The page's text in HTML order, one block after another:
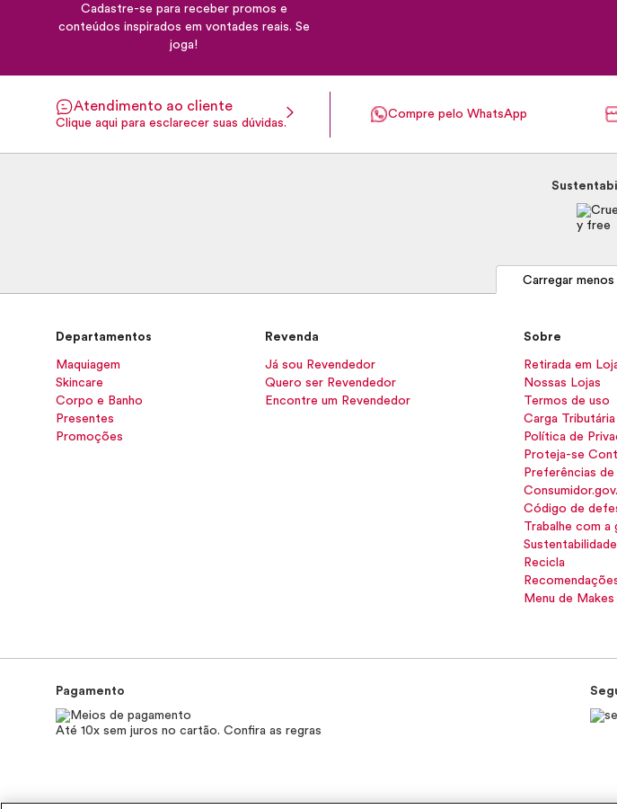
Cadastre-se para receber promos e
conteúdos inspirados em vontades reais. Se
joga!
Atendimento ao cliente
Clique aqui para esclarecer suas dúvidas.
Compre pelo WhatsApp
Carregar
Departamentos
Maquiagem
Skincare
Corpo e Banho
Presentes
Promoções
Revenda
Já sou Revendedor
Quero ser Revendedor
Encontre um Revendedor
Sobre
Retirada em
Nossas Lojas
Termos de uso
Carga Tributária
Política de
Proteja-se
Preferências
Código de
Trabalhe com a
Sustentabilidade
Recicla
Menu de Makes
Pagamento
Até 10x sem juros no cartão. Confira as regras